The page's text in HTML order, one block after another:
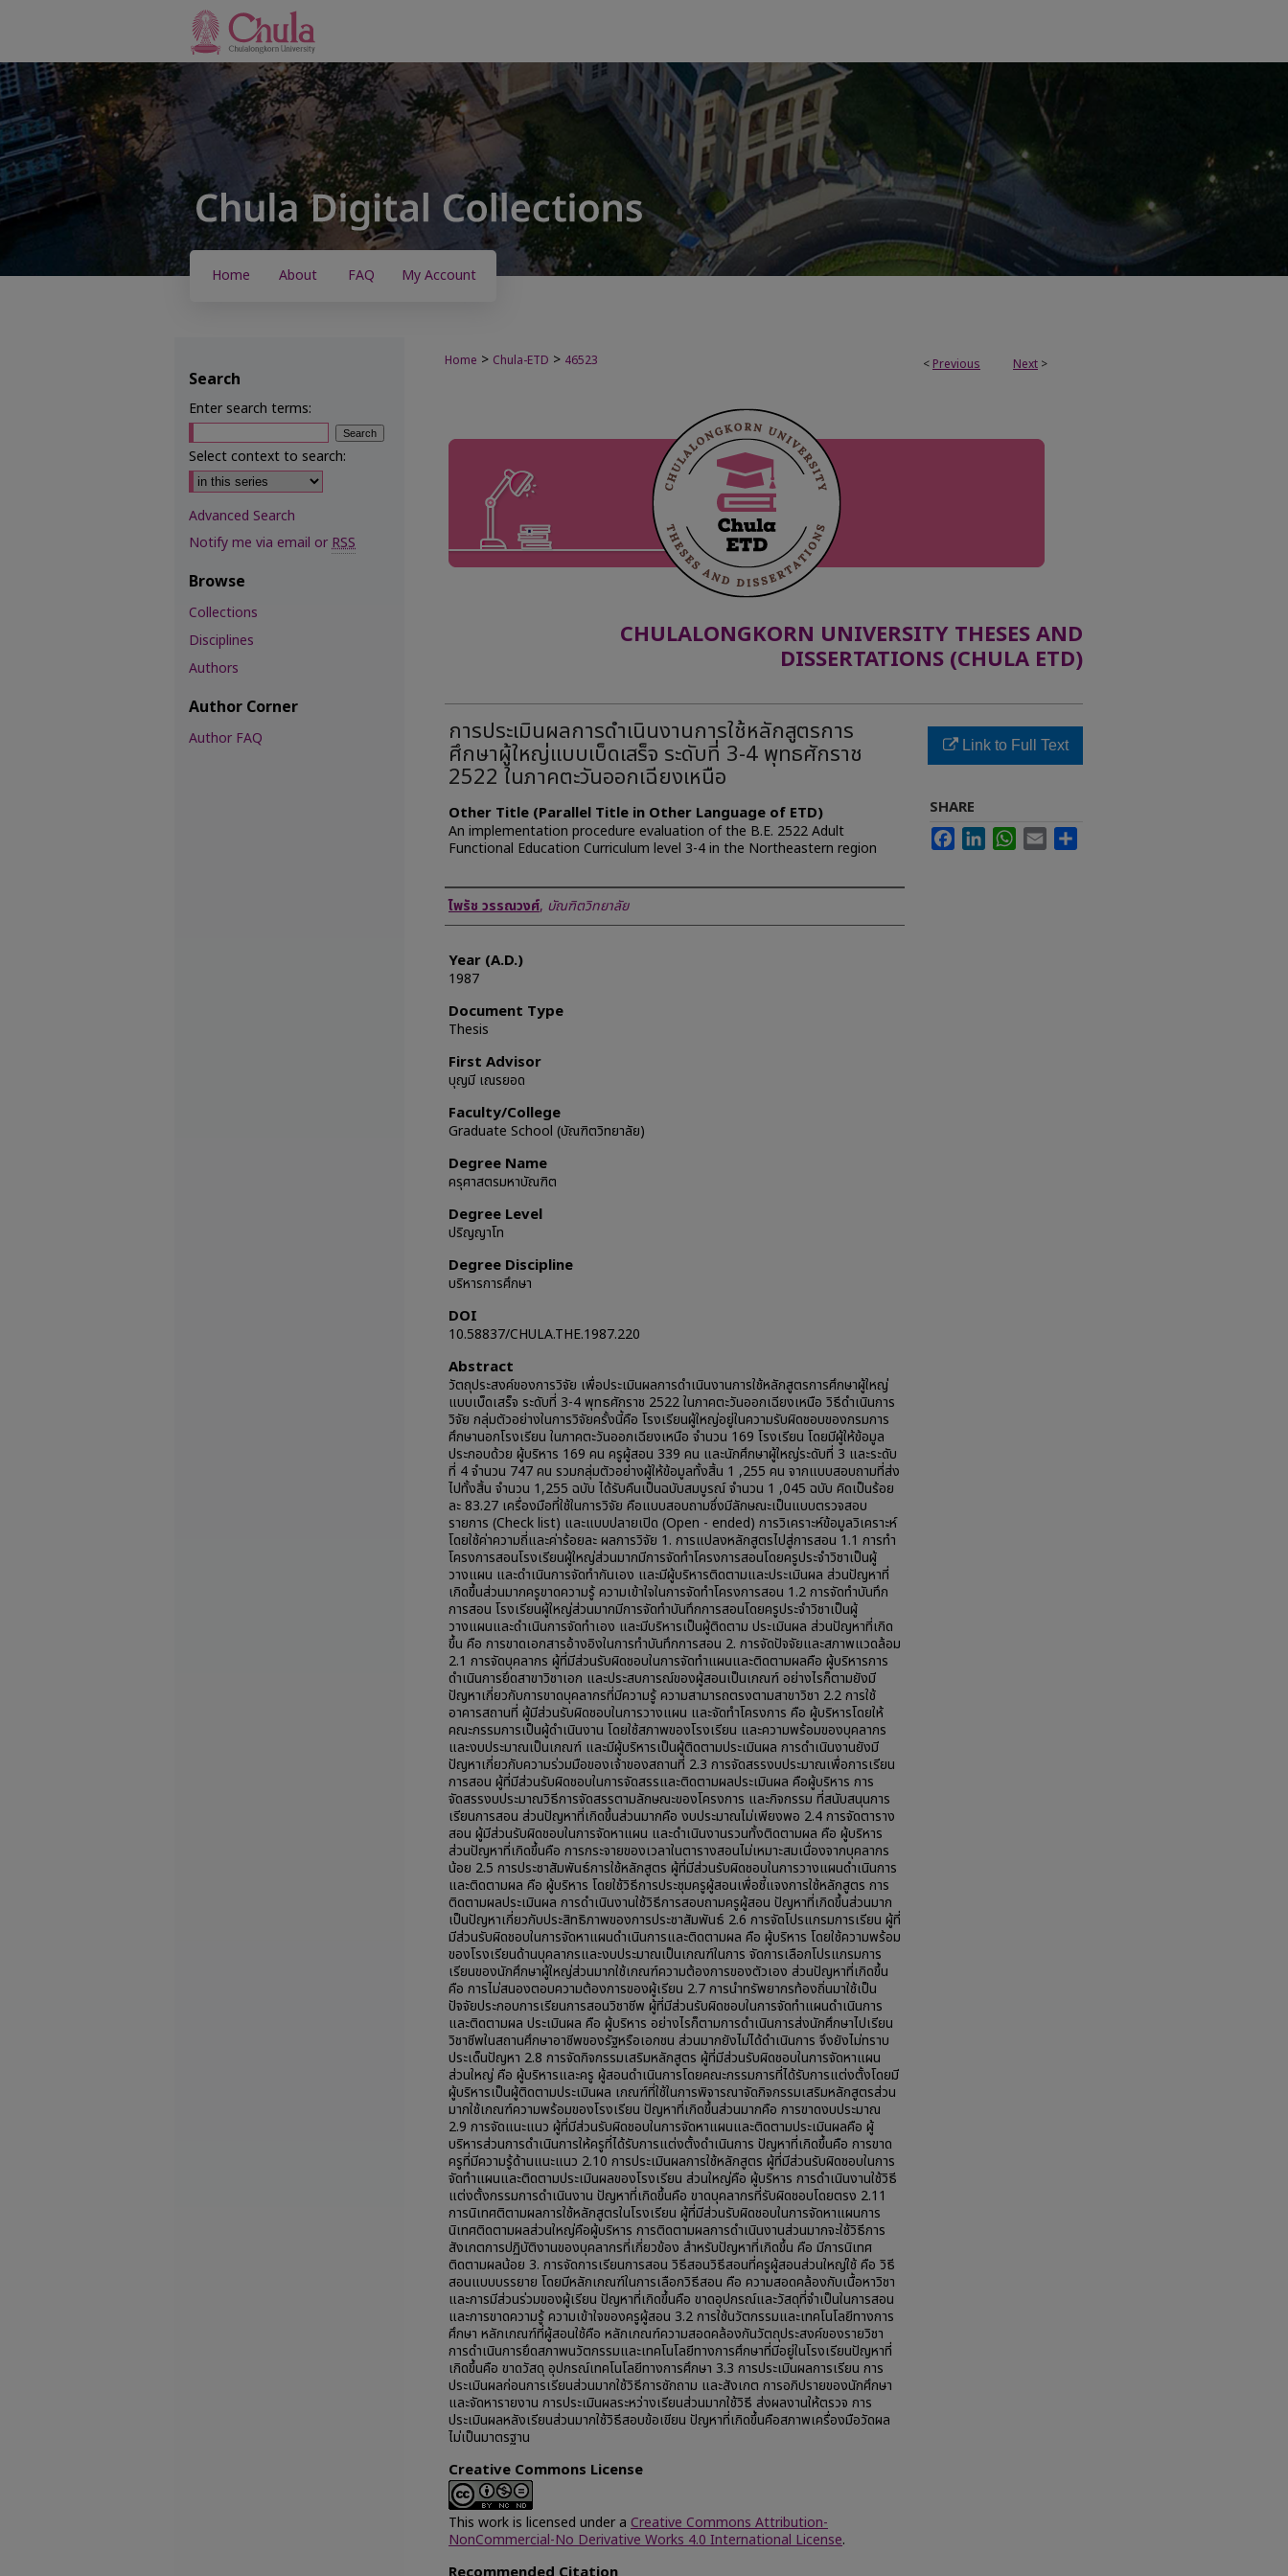
Home About FAQ My Account
< Previous Next >
Home > Chula-ETD > 46523
CHULALONGKORN UNIVERSITY THESES AND
DISSERTATIONS (CHULA ETD)
การประเมินผลการดำเนินงานการใช้หลักสูตรการ
ศึกษาผู้ใหญ่แบบเบ็ดเสร็จ ระดับที่ 3-4 พุทธศักราช
2522 ในภาคตะวันออกเฉียงเหนือ
Other Title (Parallel Title in Other Language of ETD)
An implementation procedure evaluation of the B.E. 2522 Adult
Functional Education Curriculum level 3-4 in the Northeastern region
Author
ไพรัช วรรณวงศ์, บัณฑิตวิทยาลัย
Year (A.D.)
1987
Document Type
Thesis
First Advisor
บุญมี เณรยอด
Faculty/College
Graduate School (บัณฑิตวิทยาลัย)
Degree Name
ครุศาสตรมหาบัณฑิต
Degree Level
ปริญญาโท
Degree Discipline
บริหารการศึกษา
DOI
10.58837/CHULA.THE.1987.220
Abstract
วัตถุประสงค์ของการวิจัย เพื่อประเมินผลการดำเนินงานการใช้หลักสูตรการศึกษาผู้ใหญ่
แบบเบ็ดเสร็จ ระดับที่ 3-4 พุทธศักราช 2522 ในภาคตะวันออกเฉียงเหนือ วิธีดำเนินการ
วิจัย กลุ่มตัวอย่างในการวิจัยครั้งนี้คือ โรงเรียนผู้ใหญ่อยู่ในความรับผิดชอบของกรมการ
ศึกษานอกโรงเรียน ในภาคตะวันออกเฉียงเหนือ จำนวน 169 โรงเรียน โดยมีผู้ให้ข้อมูล
ประกอบด้วย ผู้บริหาร 169 คน ครูผู้สอน 339 คน และนักศึกษาผู้ใหญ่ระดับที่ 3 และระดับ
ที่ 4 จำนวน 747 คน รวมกลุ่มตัวอย่างผู้ให้ข้อมูลทั้งสิ้น 1 ,255 คน จากแบบสอบถามที่ส่ง
ไปทั้งสิ้น จำนวน 1,255 ฉบับ ได้รับคืนเป็นฉบับสมบูรณ์ จำนวน 1 ,045 ฉบับ คิดเป็นร้อย
ละ 83.27 เครื่องมือที่ใช้ในการวิจัย คือแบบสอบถามซึ่งมีลักษณะเป็นแบบตรวจสอบ
รายการ (Check list) และแบบปลายเปิด (Open - ended) การวิเคราะห์ข้อมูลวิเคราะห์
โดยใช้ค่าความถี่และค่าร้อยละ ผลการวิจัย 1. การแปลงหลักสูตรไปสู่การสอน 1.1 การทำ
โครงการสอนโรงเรียนผู้ใหญ่ส่วนมากมีการจัดทำโครงการสอนโดยครูประจำวิชาเป็นผู้
วางแผน และดำเนินการจัดทำกันเอง และมีผู้บริหารติดตามและประเมินผล ส่วนปัญหาที่
เกิดขึ้นส่วนมากครูขาดความรู้ ความเข้าใจในการจัดทำโครงการสอน 1.2 การจัดทำบันทึก
การสอน โรงเรียนผู้ใหญ่ส่วนมากมีการจัดทำบันทึกการสอนโดยครูประจำวิชาเป็นผู้
วางแผนและดำเนินการจัดทำเอง และมีบริหารเป็นผู้ติดตาม ประเมินผล ส่วนปัญหาที่เกิด
ขึ้น คือ การขาดเอกสารอ้างอิงในการทำบันทึกการสอน 2. การจัดปัจจัยและสภาพแวดล้อม
2.1 การจัดบุคลากร ผู้ที่มีส่วนรับผิดชอบในการจัดทำแผนและติดตามผลคือ ผู้บริหารการ
ดำเนินการยึดสาขาวิชาเอก และประสบการณ์ของผู้สอนเป็นเกณฑ์ อย่างไรก็ตามยังมี
ปัญหาเกี่ยวกับการขาดบุคลากรที่มีความรู้ ความสามารถตรงตามสาขาวิชา 2.2 การใช้
อาคารสถานที่ ผู้มีส่วนรับผิดชอบในการวางแผน และจัดทำโครงการ คือ ผู้บริหารโดยให้
คณะกรรมการเป็นผู้ดำเนินงาน โดยใช้สภาพของโรงเรียน และความพร้อมของบุคลากร
และงบประมาณเป็นเกณฑ์ และมีผู้บริหารเป็นผู้ติดตามประเมินผล การดำเนินงานยังมี
ปัญหาเกี่ยวกับความร่วมมือของเจ้าของสถานที่ 2.3 การจัดสรรงบประมาณเพื่อการเรียน
การสอน ผู้ที่มีส่วนรับผิดชอบในการจัดสรรและติดตามผลประเมินผล คือผู้บริหาร การ
จัดสรรงบประมาณวิธีการจัดสรรตามลักษณะของโครงการ และกิจกรรม ที่สนับสนุนการ
เรียนการสอน ส่วนปัญหาที่เกิดขึ้นส่วนมากคือ งบประมาณไม่เพียงพอ 2.4 การจัดตาราง
สอน ผู้มีส่วนรับผิดชอบในการจัดหาแผน และดำเนินงานรวนทั้งติดตามผล คือ ผู้บริหาร
ส่วนปัญหาที่เกิดขึ้นคือ การกระจายของเวลาในตารางสอนไม่เหมาะสมเนื่องจากบุคลากร
น้อย 2.5 การประชาสัมพันธ์การใช้หลักสูตร ผู้ที่มีส่วนรับผิดชอบในการวางแผนดำเนินการ
และติดตามผล คือ ผู้บริหาร โดยใช้วิธีการประชุมครูผู้สอนเพื่อชี้แจงการใช้หลักสูตร การ
ติดตามผลประเมินผล การดำเนินงานใช้วิธีการสอบถามครูผู้สอน ปัญหาที่เกิดขึ้นส่วนมาก
เป็นปัญหาเกี่ยวกับประสิทธิภาพของการประชาสัมพันธ์ 2.6 การจัดโปรแกรมการเรียน ผู้ที่
มีส่วนรับผิดชอบในการจัดหาแผนดำเนินการและติดตามผล คือ ผู้บริหาร โดยใช้ความพร้อม
ของโรงเรียนด้านบุคลากรและงบประมาณเป็นเกณฑ์ในการ จัดการเลือกโปรแกรมการ
เรียนของนักศึกษาผู้ใหญ่ส่วนมากใช้เกณฑ์ความต้องการของตัวเอง ส่วนปัญหาที่เกิดขึ้น
คือ การไม่สนองตอบความต้องการของผู้เรียน 2.7 การนำทรัพยากรท้องถิ่นมาใช้เป็น
ปัจจัยประกอบการเรียนการสอนวิชาชีพ ผู้ที่มีส่วนรับผิดชอบในการจัดทำแผนดำเนินการ
และติดตามผล ประเมินผล คือ ผู้บริหาร อย่างไรก็ตามการดำเนินการส่งนักศึกษาไปเรียน
วิชาชีพในสถานศึกษาอาชีพของรัฐหรือเอกชน ส่วนมากยังไม่ได้ดำเนินการ จึงยังไม่ทราบ
ประเด็นปัญหา 2.8 การจัดกิจกรรมเสริมหลักสูตร ผู้ที่มีส่วนรับผิดชอบในการจัดหาแผน
ส่วนใหญ่ คือ ผู้บริหารและครู ผู้สอนดำเนินการโดยคณะกรรมการที่ได้รับการแต่งตั้งโดยมี
ผู้บริหารเป็นผู้ติดตามประเมินผล เกณฑ์ที่ใช้ในการพิจารณาจัดกิจกรรมเสริมหลักสูตรส่วน
มากใช้เกณฑ์ความพร้อมของโรงเรียน ปัญหาที่เกิดขึ้นส่วนมากคือ การขาดงบประมาณ
2.9 การจัดแนะแนว ผู้ที่มีส่วนรับผิดชอบในการจัดหาแผนและติดตามประเมินผลคือ ผู้
บริหารส่วนการดำเนินการให้ครูที่ได้รับการแต่งตั้งดำเนินการ ปัญหาที่เกิดขึ้นคือ การขาด
ครูที่มีความรู้ด้านแนะแนว 2.10 การประเมินผลการใช้หลักสูตร ผู้ที่มีส่วนรับผิดชอบในการ
จัดทำแผนและติดตามประเมินผลของโรงเรียน ส่วนใหญ่คือ ผู้บริหาร การดำเนินงานใช้วิธี
แต่งตั้งกรรมการดำเนินงาน ปัญหาที่เกิดขึ้นคือ ขาดบุคลากรที่รับผิดชอบโดยตรง 2.11
การนิเทศติตามผลการใช้หลักสูตรในโรงเรียน ผู้ที่มีส่วนรับผิดชอบในการจัดหาแผนการ
นิเทศติดตามผลส่วนใหญ่คือผู้บริหาร การติดตามผลการดำเนินงานส่วนมากจะใช้วิธีการ
สังเกตการปฏิบัติงานของบุคลากรที่เกี่ยวข้อง สำหรับปัญหาที่เกิดขึ้น คือ มีการนิเทศ
ติดตามผลน้อย 3. การจัดการเรียนการสอน วิธีสอนวิธีสอนที่ครูผู้สอนส่วนใหญ่ใช้ คือ วิธี
สอนแบบบรรยาย โดยมีหลักเกณฑ์ในการเลือกวิธีสอน คือ ความสอดคล้องกับเนื้อหาวิชา
และการมีส่วนร่วมของผู้เรียน ปัญหาที่เกิดขึ้นคือ ขาดอุปกรณ์และวัสดุที่จำเป็นในการสอน
และการขาดความรู้ ความเข้าใจของครูผู้สอน 3.2 การใช้นวัตกรรมและเทคโนโลยีทางการ
ศึกษา หลักเกณฑ์ที่ผู้สอนใช้คือ หลักเกณฑ์ความสอดคล้องกันวัตถุประสงค์ของรายวิชา
การดำเนินการยึดสภาพนวัตกรรมและเทคโนโลยีทางการศึกษาที่มีอยู่ในโรงเรียนปัญหาที่
เกิดขึ้นคือ ขาดวัสดุ อุปกรณ์เทคโนโลยีทางการศึกษา 3.3 การประเมินผลการเรียน การ
ประเมินผลก่อนการเรียนส่วนมากใช้วิธีการซักถาม และสังเกต การอภิปรายของนักศึกษา
และจัดหารายงาน การประเมินผลระหว่างเรียนส่วนมากใช้วิธี ส่งผลงานให้ตรวจ การ
ประเมินผลหลังเรียนส่วนมากใช้วิธีสอบข้อเขียน ปัญหาที่เกิดขึ้นคือสภาพเครื่องมือวัดผล
ไม่เป็นมาตรฐาน
Creative Commons License
This work is licensed under a Creative Commons Attribution-
NonCommercial-No Derivative Works 4.0 International License.
Link to Full Text
SHARE
FacebookLinkedInWhatsApp
Email
Search
Enter search terms:
Select context to search:
Advanced Search
Notify me via email orRSS
Browse
Collections
Disciplines
Authors
Author Corner
Author FAQ